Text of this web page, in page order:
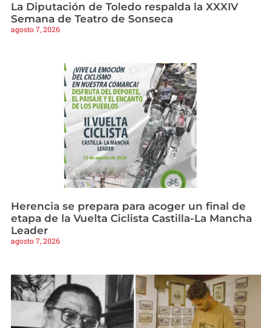
La Diputación de Toledo respalda la XXXIV
Semana de Teatro de Sonseca
agosto 7, 2026
Herencia se prepara para acoger un final de
etapa de la Vuelta Ciclista Castilla-La Mancha
Leader
agosto 7, 2026